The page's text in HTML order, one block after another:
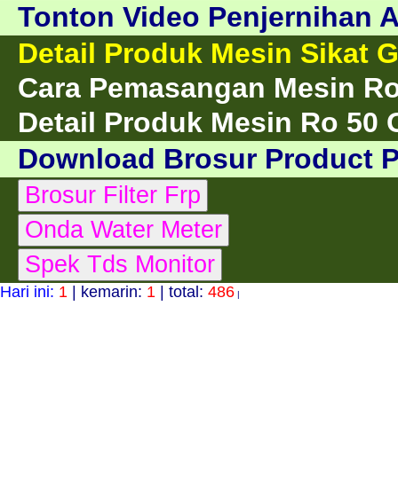
Tonton Video Penjernihan
Detail Produk Mesin Sikat
Cara Pemasangan Mesin
Detail Produk Mesin Ro 50
Download Brosur Product
Hari ini: 1 | kemarin: 1 | total: 486 |